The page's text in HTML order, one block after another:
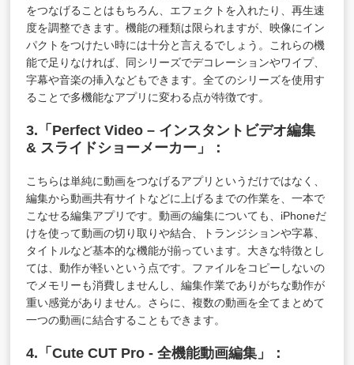
をつなげることはもちろん、エフェクトを入れたり、再生速
度を調整できます。機能の種類は限られますが、映像にイン
パクトをつけたい時には十分と言えるでしょう。これらの機
能で足りなければ、同シリーズでデコレーションやワイプ、
字幕や音楽の挿入などもできます。全てのシリーズを使用す
ることで多機能なアプリに変わる点が特徴です。
3.「Perfect Video – インスタントビデオ編集
& スライドショーメーカー」：
こちらは単純に動画をつなげるアプリというだけではなく、
編集から動画共有サイトなどに上げるまでの作業を、一本で
こなせる編集アプリです。動画の編集についても、iPhoneだ
けを使って動画の切り取りや結合、トランジションや字幕、
タイトルなど基本的な機能が揃っています。大きな特徴とし
ては、動作が軽いという点です。ファイルをコピーしないの
でメモリーも消費しませんし、編集作業でありがちな動作が
重い感覚がありません。さらに、複数の動画を全てまとめて
一つの動画に結合することもできます。
4.「Cute CUT Pro - 全機能動画編集」：